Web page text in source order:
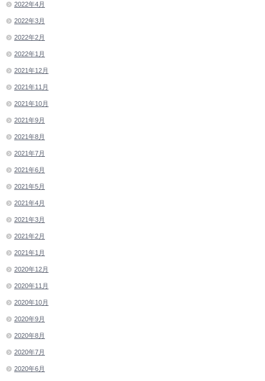
2022年4月
2022年3月
2022年2月
2022年1月
2021年12月
2021年11月
2021年10月
2021年9月
2021年8月
2021年7月
2021年6月
2021年5月
2021年4月
2021年3月
2021年2月
2021年1月
2020年12月
2020年11月
2020年10月
2020年9月
2020年8月
2020年7月
2020年6月